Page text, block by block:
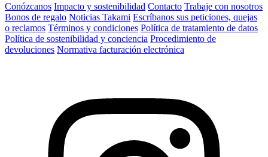
Conózcanos Impacto y sostenibilidad Contacto Trabaje con nosotros
Bonos de regalo Noticias Takami Escríbanos sus peticiones, quejas
o reclamos Términos y condiciones Política de tratamiento de datos
Política de sostenibilidad y conciencia Procedimiento de
devoluciones Normativa facturación electrónica